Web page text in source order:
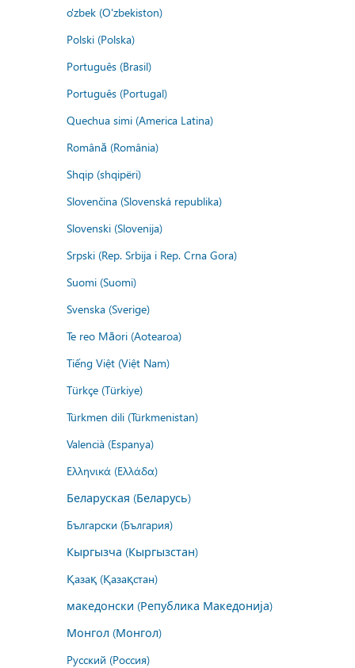
o'zbek (O'zbekiston)
Polski (Polska)
Português (Brasil)
Português (Portugal)
Quechua simi (America Latina)
Română (România)
Shqip (shqipëri)
Slovenčina (Slovenská republika)
Slovenski (Slovenija)
Srpski (Rep. Srbija i Rep. Crna Gora)
Suomi (Suomi)
Svenska (Sverige)
Te reo Māori (Aotearoa)
Tiếng Việt (Việt Nam)
Türkçe (Türkiye)
Türkmen dili (Türkmenistan)
Valencià (Espanya)
Ελληνικά (Ελλάδα)
Беларуская (Беларусь)
Български (България)
Кыргызча (Кыргызстан)
Қазақ (Қазақстан)
македонски (Република Македонија)
Монгол (Монгол)
Русский (Россия)